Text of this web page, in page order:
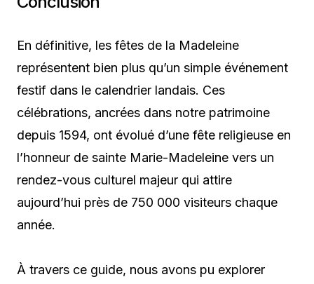
En définitive, les fêtes de la Madeleine
représentent bien plus qu’un simple événement
festif dans le calendrier landais. Ces
célébrations, ancrées dans notre patrimoine
depuis 1594, ont évolué d’une fête religieuse en
l’honneur de sainte Marie-Madeleine vers un
rendez-vous culturel majeur qui attire
aujourd’hui près de 750 000 visiteurs chaque
année.
À travers ce guide, nous avons pu explorer